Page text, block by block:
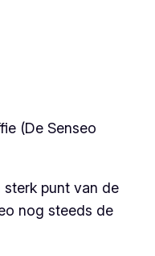
(De Senseo
sterk punt van de
nog steeds de